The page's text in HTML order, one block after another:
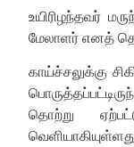
உயிரிழந்தவர்
மேலாளர் எனத்
காய்ச்சலுக்கு
தொற்று